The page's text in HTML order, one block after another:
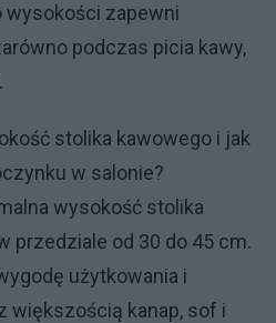
wysokości zapewni
podczas picia kawy,
stolika kawowego i jak
w salonie?
wysokość stolika
przedziale od 30 do 45 cm.
użytkowania i
większością kanap, sof i